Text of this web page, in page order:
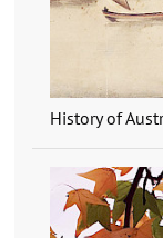
History of